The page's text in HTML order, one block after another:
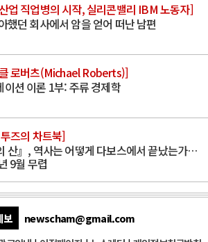
업 직업병의 시작, 실리콘밸리 IBM 노동자]
던 회사에서 암을 얻어 떠난 남편
로버츠(Michael Roberts)]
이션 이론 1부: 주류 경제학
즈의 차트북]
산』, 역사는 어떻게 다보스에서 끝났는가…
9월 무렵
보
newscham@gmail.com